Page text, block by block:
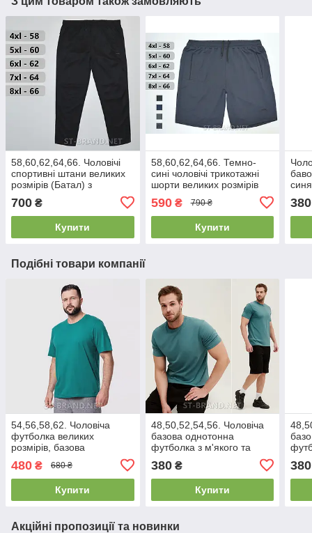
58,60,62,64,66. Чоловічі
спортивні штани великих
розмірів (Батал) з
трикотажу дайвінг - чорні
700 ₴
Купити
58,60,62,64,66. Темно-
сині чоловічі трикотажні
шорти великих розмірів
590₴ 790 ₴
Купити
380
Подібні товари компанії
54,56,58,62. Чоловіча
футболка великих
розмірів, базова
(морська хвиля)
480 ₴ 680 ₴
Купити
48,50,52,54,56. Чоловіча
базова однотонна
футболка з м'якого та
приємного бавовняного
матеріалу - зелена
(морська хвиля)
380₴
Купити
380
Акційні пропозиції та новинки